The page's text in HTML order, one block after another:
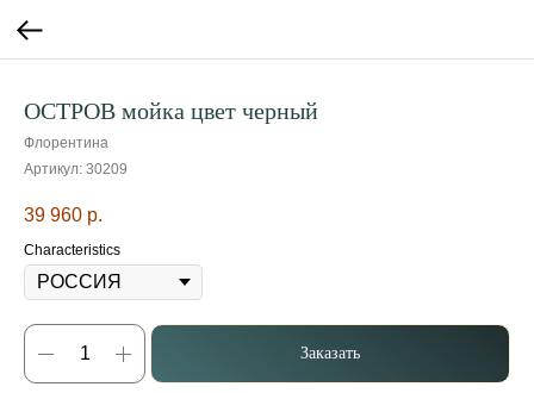
ОСТРОВ мойка цвет черный
Флорентина
Артикул: 30209
39 960 р.
Characteristics
Заказать